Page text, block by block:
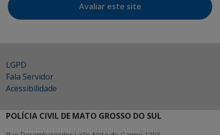
Avaliar este site
LGPD
Fala Servidor
Acessibilidade
POLÍCIA CIVIL DE MATO GROSSO DO SUL